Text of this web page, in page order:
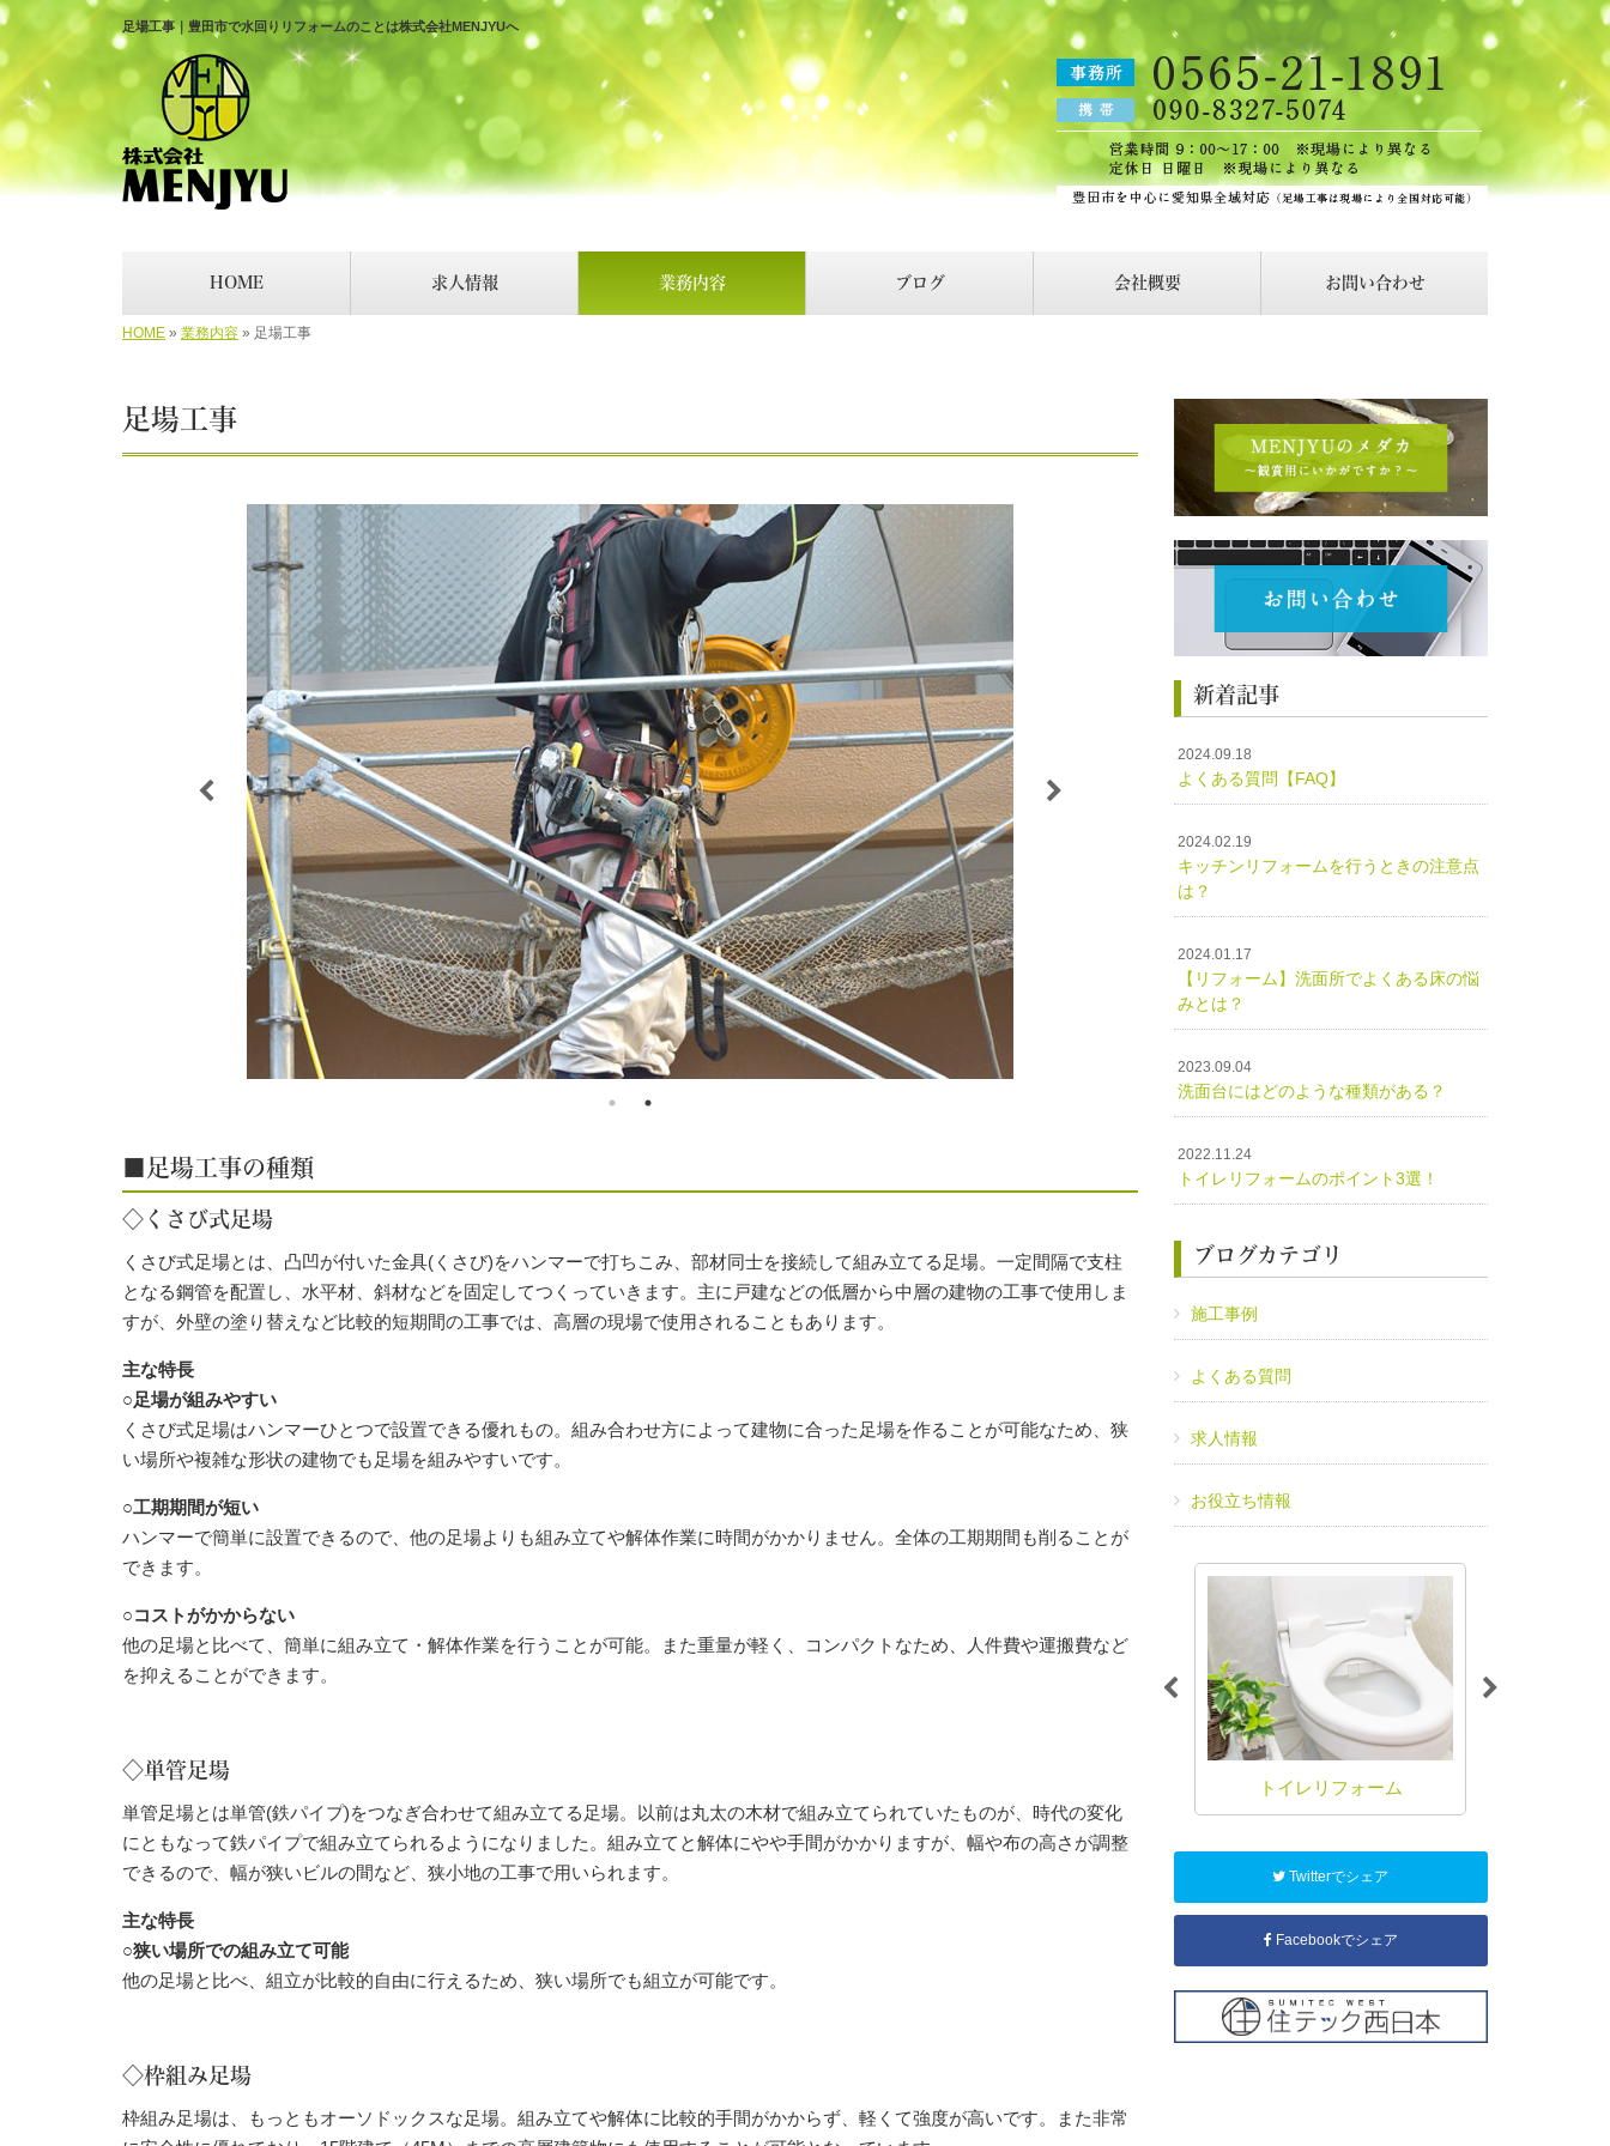
足場工事｜豊田市で水回りリフォームのことは株式会社MENJYUへ
HOME 求人情報 業務内容 ブログ 会社概要 お問い合わせ
HOME » 業務内容 » 足場工事
足場工事
■足場工事の種類
◇くさび式足場
くさび式足場とは、凸凹が付いた金具(くさび)をハンマーで打ちこみ、部材同士を接続して組み立てる足場。一定間隔で支柱
となる鋼管を配置し、水平材、斜材などを固定してつくっていきます。主に戸建などの低層から中層の建物の工事で使用しま
すが、外壁の塗り替えなど比較的短期間の工事では、高層の現場で使用されることもあります。
主な特長
○足場が組みやすい
くさび式足場はハンマーひとつで設置できる優れもの。組み合わせ方によって建物に合った足場を作ることが可能なため、狭
い場所や複雑な形状の建物でも足場を組みやすいです。
○工期期間が短い
ハンマーで簡単に設置できるので、他の足場よりも組み立てや解体作業に時間がかかりません。全体の工期期間も削ることが
できます。
○コストがかからない
他の足場と比べて、簡単に組み立て・解体作業を行うことが可能。また重量が軽く、コンパクトなため、人件費や運搬費など
を抑えることができます。
◇単管足場
単管足場とは単管(鉄パイプ)をつなぎ合わせて組み立てる足場。以前は丸太の木材で組み立てられていたものが、時代の変化
にともなって鉄パイプで組み立てられるようになりました。組み立てと解体にやや手間がかかりますが、幅や布の高さが調整
できるので、幅が狭いビルの間など、狭小地の工事で用いられます。
主な特長
○狭い場所での組み立て可能
他の足場と比べ、組立が比較的自由に行えるため、狭い場所でも組立が可能です。
◇枠組み足場
枠組み足場は、もっともオーソドックスな足場。組み立てや解体に比較的手間がかからず、軽くて強度が高いです。また非常
新着記事
2024.09.18
よくある質問【FAQ】
2024.02.19
キッチンリフォームを行うときの注意点
は？
2024.01.17
【リフォーム】洗面所でよくある床の悩
みとは？
2023.09.04
洗面台にはどのような種類がある？
2022.11.24
トイレリフォームのポイント3選！
ブログカテゴリ
施工事例
よくある質問
求人情報
お役立ち情報
トイレリフォーム
Twitterでシェア
Facebookでシェア